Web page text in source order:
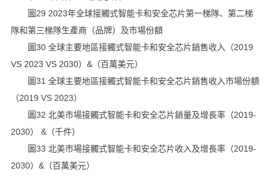
圖29 2023年全球接觸式智能卡和安全芯片第一梯隊、第二梯
隊和第三梯隊生產商（品牌）及市場份額
圖30 全球主要地區接觸式智能卡和安全芯片銷售收入（2019
VS 2023 VS 2030）&（百萬美元）
圖31 全球主要地區接觸式智能卡和安全芯片銷售收入市場份額
（2019 VS 2023）
圖32 北美市場接觸式智能卡和安全芯片銷量及增長率（2019-
2030） &（千件）
圖33 北美市場接觸式智能卡和安全芯片收入及增長率（2019-
2030）&（百萬美元）